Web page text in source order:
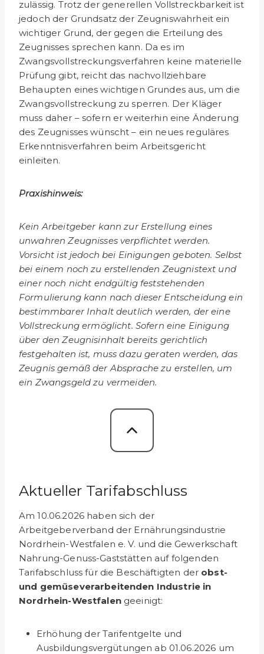
zulässig. Trotz der generellen Voll­streckbarkeit ist
jedoch der Grundsatz der Zeugniswahrheit ein
wichtiger Grund, der gegen die Erteilung des
Zeugnisses sprechen kann. Da es im
Zwangsvollstreckungsverfahren keine materielle
Prüfung gibt, reicht das nachvollziehbare
Behaupten eines wichtigen Grundes aus, um die
Zwangsvollstreckung zu sperren. Der Kläger
muss daher – sofern er weiterhin eine Änderung
des Zeugnisses wünscht – ein neues reguläres
Erkenntnisverfahren beim Arbeitsgericht
einleiten.
Praxishinweis:
Kein Arbeitgeber kann zur Erstellung eines
unwahren Zeugnisses verpflichtet werden.
Vorsicht ist jedoch bei Einigungen geboten. Selbst
bei einem noch zu erstellenden Zeugnistext und
einer noch nicht endgültig feststehenden
Formulierung kann nach dieser Entscheidung ein
bestimmbarer Inhalt deutlich werden, der eine
Vollstreckung ermöglicht. Sofern eine Einigung
über den Zeugnisinhalt bereits gerichtlich
festgehalten ist, muss dazu geraten werden, das
Zeugnis gemäß der Absprache zu erstellen, um
ein Zwangsgeld zu vermeiden.
Aktueller Tarifabschluss
Am 10.06.2026 haben sich der
Arbeitgeberverband der Ernährungsindustrie
Nordrhein-Westfalen e. V. und die Gewerkschaft
Nahrung-Genuss-Gaststätten auf folgenden
Tarifabschluss für die Beschäftigten der obst-
und gemüse­verarbeitenden Industrie in
Nordrhein-Westfalengeeinigt:
Erhöhung der Tarifentgelte und
Ausbildungsvergütungen ab 01.06.2026 um